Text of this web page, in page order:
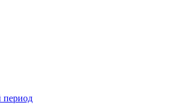
период